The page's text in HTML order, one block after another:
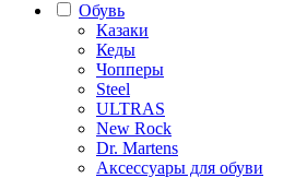
Обувь
Казаки
Кеды
Чопперы
Steel
ULTRAS
New Rock
Dr. Martens
Аксессуары для обуви